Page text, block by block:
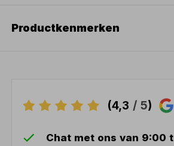
Productkenmerken
(4,3 / 5)
Chat met ons van 9:00